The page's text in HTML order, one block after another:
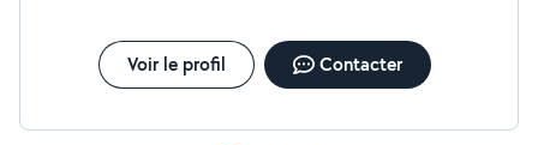
Voir le profil Contacter